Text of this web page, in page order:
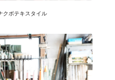
クボテキスタイル